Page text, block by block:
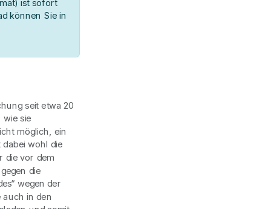
ist sofort
können Sie in
seit etwa 20
sie
möglich, ein
wohl die
die vor dem
die
wegen der
auch in den